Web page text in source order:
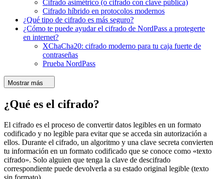
Cifrado asimétrico (o cifrado con clave pública)
Cifrado híbrido en protocolos modernos
¿Qué tipo de cifrado es más seguro?
¿Cómo te puede ayudar el cifrado de NordPass a protegerte
en internet?
XChaCha20: cifrado moderno para tu caja fuerte de
contraseñas
Prueba NordPass
Mostrar más
¿Qué es el cifrado?
El cifrado es el proceso de convertir datos legibles en un formato
codificado y no legible para evitar que se acceda sin autorización a
ellos. Durante el cifrado, un algoritmo y una clave secreta convierten
tu información en un formato codificado que se conoce como «texto
cifrado». Solo alguien que tenga la clave de descifrado
correspondiente puede devolverla a su estado original legible (texto
sin formato).